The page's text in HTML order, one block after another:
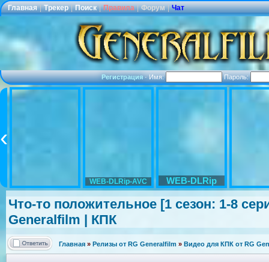
Главная | Трекер | Поиск | Правила | Форум | Чат
Регистрация·Имя: Пароль:
WEB-DLRip-AVC WEB-DLRip
Что-то положительное [1 сезон: 1-8
Generalfilm | КПК
Главная » Релизы от RG Generalfilm » Видео для КПК от RG